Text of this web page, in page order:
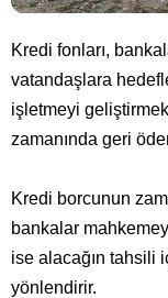
Kredi fonları,
vatandaşlara
işletmeyi geliştirmek
zamanında geri
Kredi borcunun
bankalar
ise alacağın tahsili
yönlendirir.